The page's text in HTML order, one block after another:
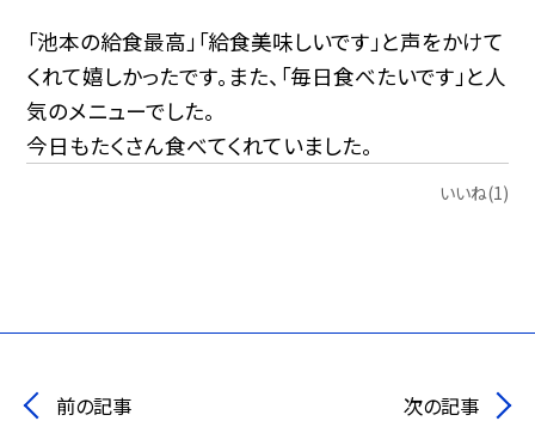
「池本の給食最高」「給食美味しいです」と声をかけて
くれて嬉しかったです。また、「毎日食べたいです」と人
気のメニューでした。
今日もたくさん食べてくれていました。
いいね(1)
前の記事 次の記事